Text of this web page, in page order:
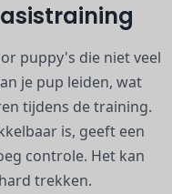
puppy's die niet veel
je pup leiden, wat
tijdens de training.
is, geeft een
controle. Het kan
trekken.